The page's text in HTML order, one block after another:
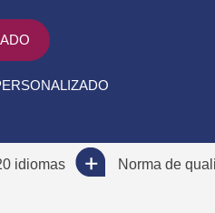
idiomas Norma de